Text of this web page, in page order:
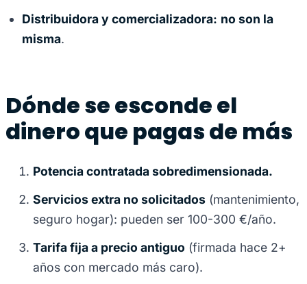
Distribuidora y comercializadora: no son la
misma.
Dónde se esconde el
dinero que pagas de más
Potencia contratada sobredimensionada.
Servicios extra no solicitados (mantenimiento,
seguro hogar): pueden ser 100-300 €/año.
Tarifa fija a precio antiguo (firmada hace 2+
años con mercado más caro).